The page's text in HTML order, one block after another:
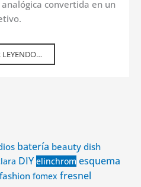
convertida en un
LEYENDO…
batería beauty dish
DIY elinchrom esquema
fashion fomex fresnel